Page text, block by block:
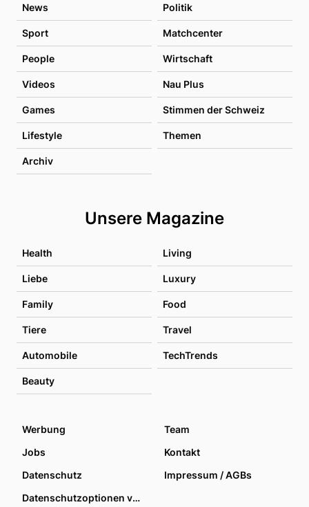
News Politik
Sport Matchcenter
People Wirtschaft
Videos Nau Plus
Games Stimmen der Schweiz
Lifestyle Themen
Archiv
Unsere Magazine
Health Living
Liebe Luxury
Family Food
Tiere Travel
Automobile TechTrends
Beauty
Werbung
Team
Jobs
Kontakt
Datenschutz
Impressum / AGBs
Datenschutzoptionen verwalten